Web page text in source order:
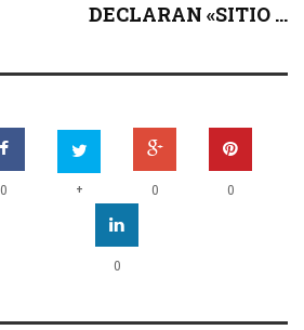
DECLARAN «SITIO ...
0 + 0 0
0